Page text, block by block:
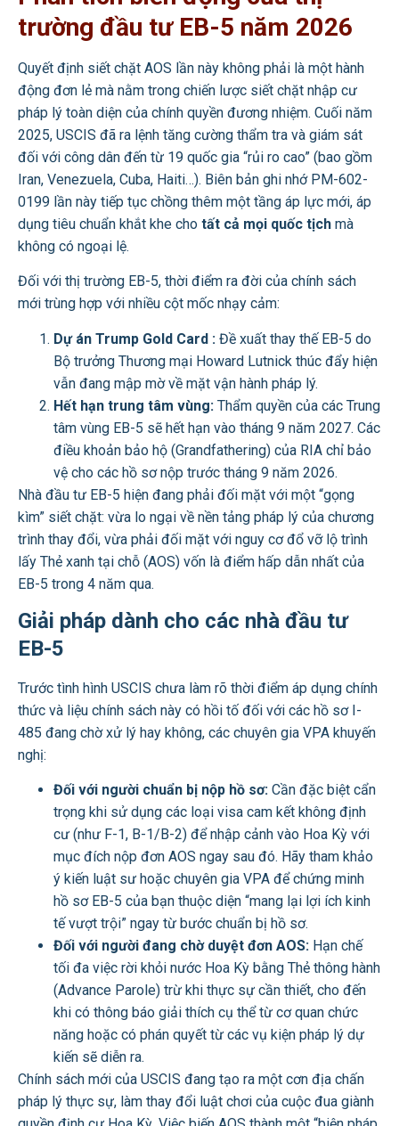
trường đầu tư EB-5 năm 2026
Quyết định siết chặt AOS lần này không phải là một hành
động đơn lẻ mà nằm trong chiến lược siết chặt nhập cư
pháp lý toàn diện của chính quyền đương nhiệm. Cuối năm
2025, USCIS đã ra lệnh tăng cường thẩm tra và giám sát
đối với công dân đến từ 19 quốc gia “rủi ro cao” (bao gồm
Iran, Venezuela, Cuba, Haiti…). Biên bản ghi nhớ PM-602-
0199 lần này tiếp tục chồng thêm một tầng áp lực mới, áp
dụng tiêu chuẩn khắt khe cho tất cả mọi quốc tịch mà
không có ngoại lệ.
Đối với thị trường EB-5, thời điểm ra đời của chính sách
mới trùng hợp với nhiều cột mốc nhạy cảm:
Dự án Trump Gold Card : Đề xuất thay thế EB-5 do
Bộ trưởng Thương mại Howard Lutnick thúc đẩy hiện
vẫn đang mập mờ về mặt vận hành pháp lý.
Hết hạn trung tâm vùng: Thẩm quyền của các Trung
tâm vùng EB-5 sẽ hết hạn vào tháng 9 năm 2027. Các
điều khoản bảo hộ (Grandfathering) của RIA chỉ bảo
vệ cho các hồ sơ nộp trước tháng 9 năm 2026.
Nhà đầu tư EB-5 hiện đang phải đối mặt với một “gọng
kìm” siết chặt: vừa lo ngại về nền tảng pháp lý của chương
trình thay đổi, vừa phải đối mặt với nguy cơ đổ vỡ lộ trình
lấy Thẻ xanh tại chỗ (AOS) vốn là điểm hấp dẫn nhất của
EB-5 trong 4 năm qua.
Giải pháp dành cho các nhà đầu tư
EB-5
Trước tình hình USCIS chưa làm rõ thời điểm áp dụng chính
thức và liệu chính sách này có hồi tố đối với các hồ sơ I-
485 đang chờ xử lý hay không, các chuyên gia VPA khuyến
nghị:
Đối với người chuẩn bị nộp hồ sơ: Cần đặc biệt cẩn
trọng khi sử dụng các loại visa cam kết không định
cư (như F-1, B-1/B-2) để nhập cảnh vào Hoa Kỳ với
mục đích nộp đơn AOS ngay sau đó. Hãy tham khảo
ý kiến luật sư hoặc chuyên gia VPA để chứng minh
hồ sơ EB-5 của bạn thuộc diện “mang lại lợi ích kinh
tế vượt trội” ngay từ bước chuẩn bị hồ sơ.
Đối với người đang chờ duyệt đơn AOS: Hạn chế
tối đa việc rời khỏi nước Hoa Kỳ bằng Thẻ thông hành
(Advance Parole) trừ khi thực sự cần thiết, cho đến
khi có thông báo giải thích cụ thể từ cơ quan chức
năng hoặc có phán quyết từ các vụ kiện pháp lý dự
kiến sẽ diễn ra.
Chính sách mới của USCIS đang tạo ra một cơn địa chấn
pháp lý thực sự, làm thay đổi luật chơi của cuộc đua giành